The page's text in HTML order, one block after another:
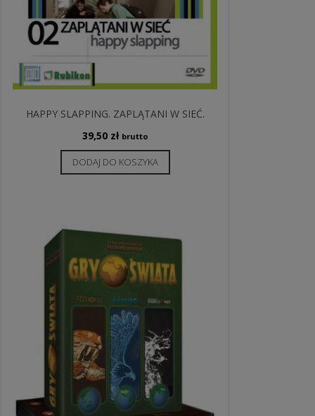
HAPPY SLAPPING. ZAPLĄTANI W SIEĆ.
39,50 zł brutto
DODAJ DO KOSZYKA